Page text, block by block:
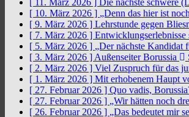
[ 11. März 2026 ] Die nächste schwere
[ 10. März 2026 ] „Denn das hier ist
[ 9. März 2026 ] Lehrstunde gegen
[ 7. März 2026 ] Entwicklungserlebnisse
[ 5. März 2026 ] „Der nächste
[ 3. März 2026 ] Außenseiter Borussia
[ 2. März 2026 ] Viel Zuspruch für das
[ 1. März 2026 ] Mit erhobenem Haupt
[ 27. Februar 2026 ] Quo vadis,
[ 27. Februar 2026 ] „Wir hätten noch
[ 26. Februar 2026 ] „Das bedeutet mir